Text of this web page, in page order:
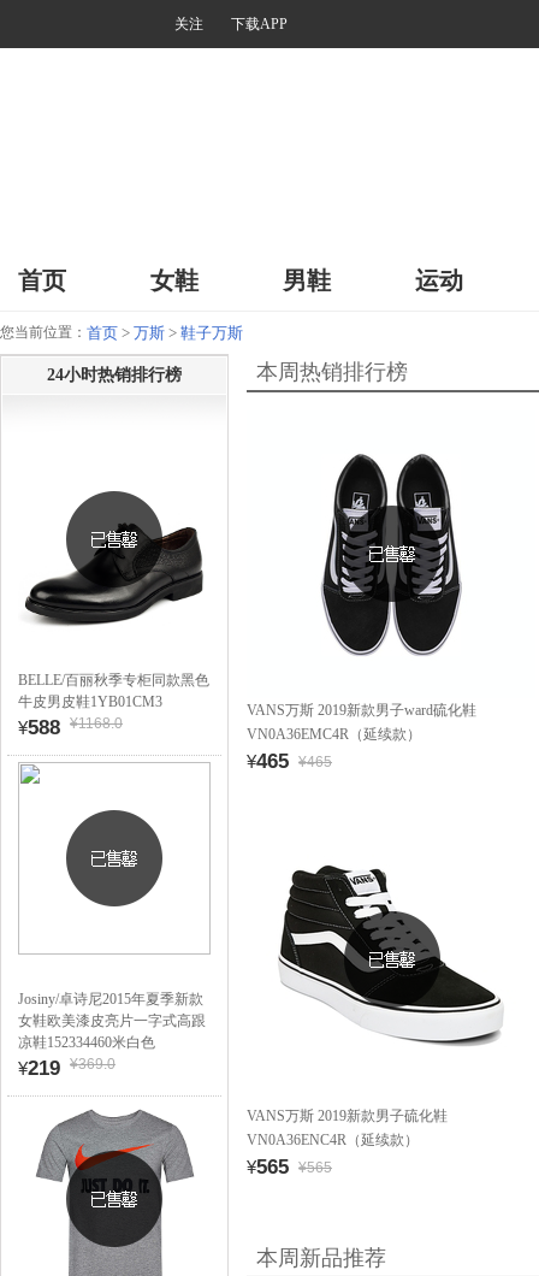
关注 下载APP
首页 女鞋 男鞋 运动
您当前位置： 首页 > 万斯 > 鞋子万斯
24小时热销排行榜
BELLE/百丽秋季专柜同款黑色
牛皮男皮鞋1YB01CM3
¥588 ¥1168.0
Josiny/卓诗尼2015年夏季新款
女鞋欧美漆皮亮片一字式高跟
凉鞋152334460米白色
¥219 ¥369.0
本周热销排行榜
VANS万斯 2019新款男子ward硫化鞋
VN0A36EMC4R（延续款）
¥465 ¥465
VANS万斯 2019新款男子硫化鞋
VN0A36ENC4R（延续款）
¥565 ¥565
本周新品推荐